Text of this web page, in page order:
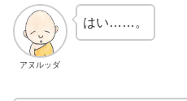
アヌルッダ
はい……。